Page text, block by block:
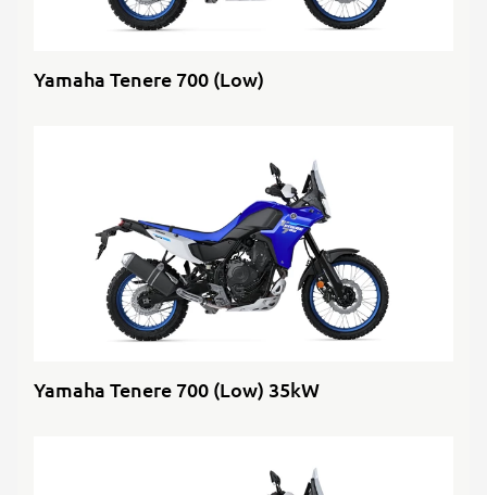
Yamaha Tenere 700 (Low)
Yamaha Tenere 700 (Low) 35kW